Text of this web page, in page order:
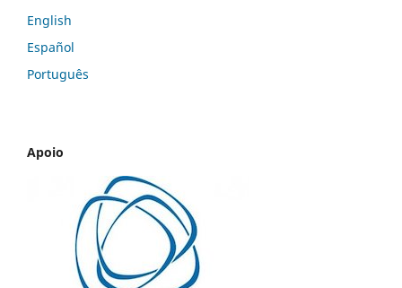
English
Español
Português
Apoio